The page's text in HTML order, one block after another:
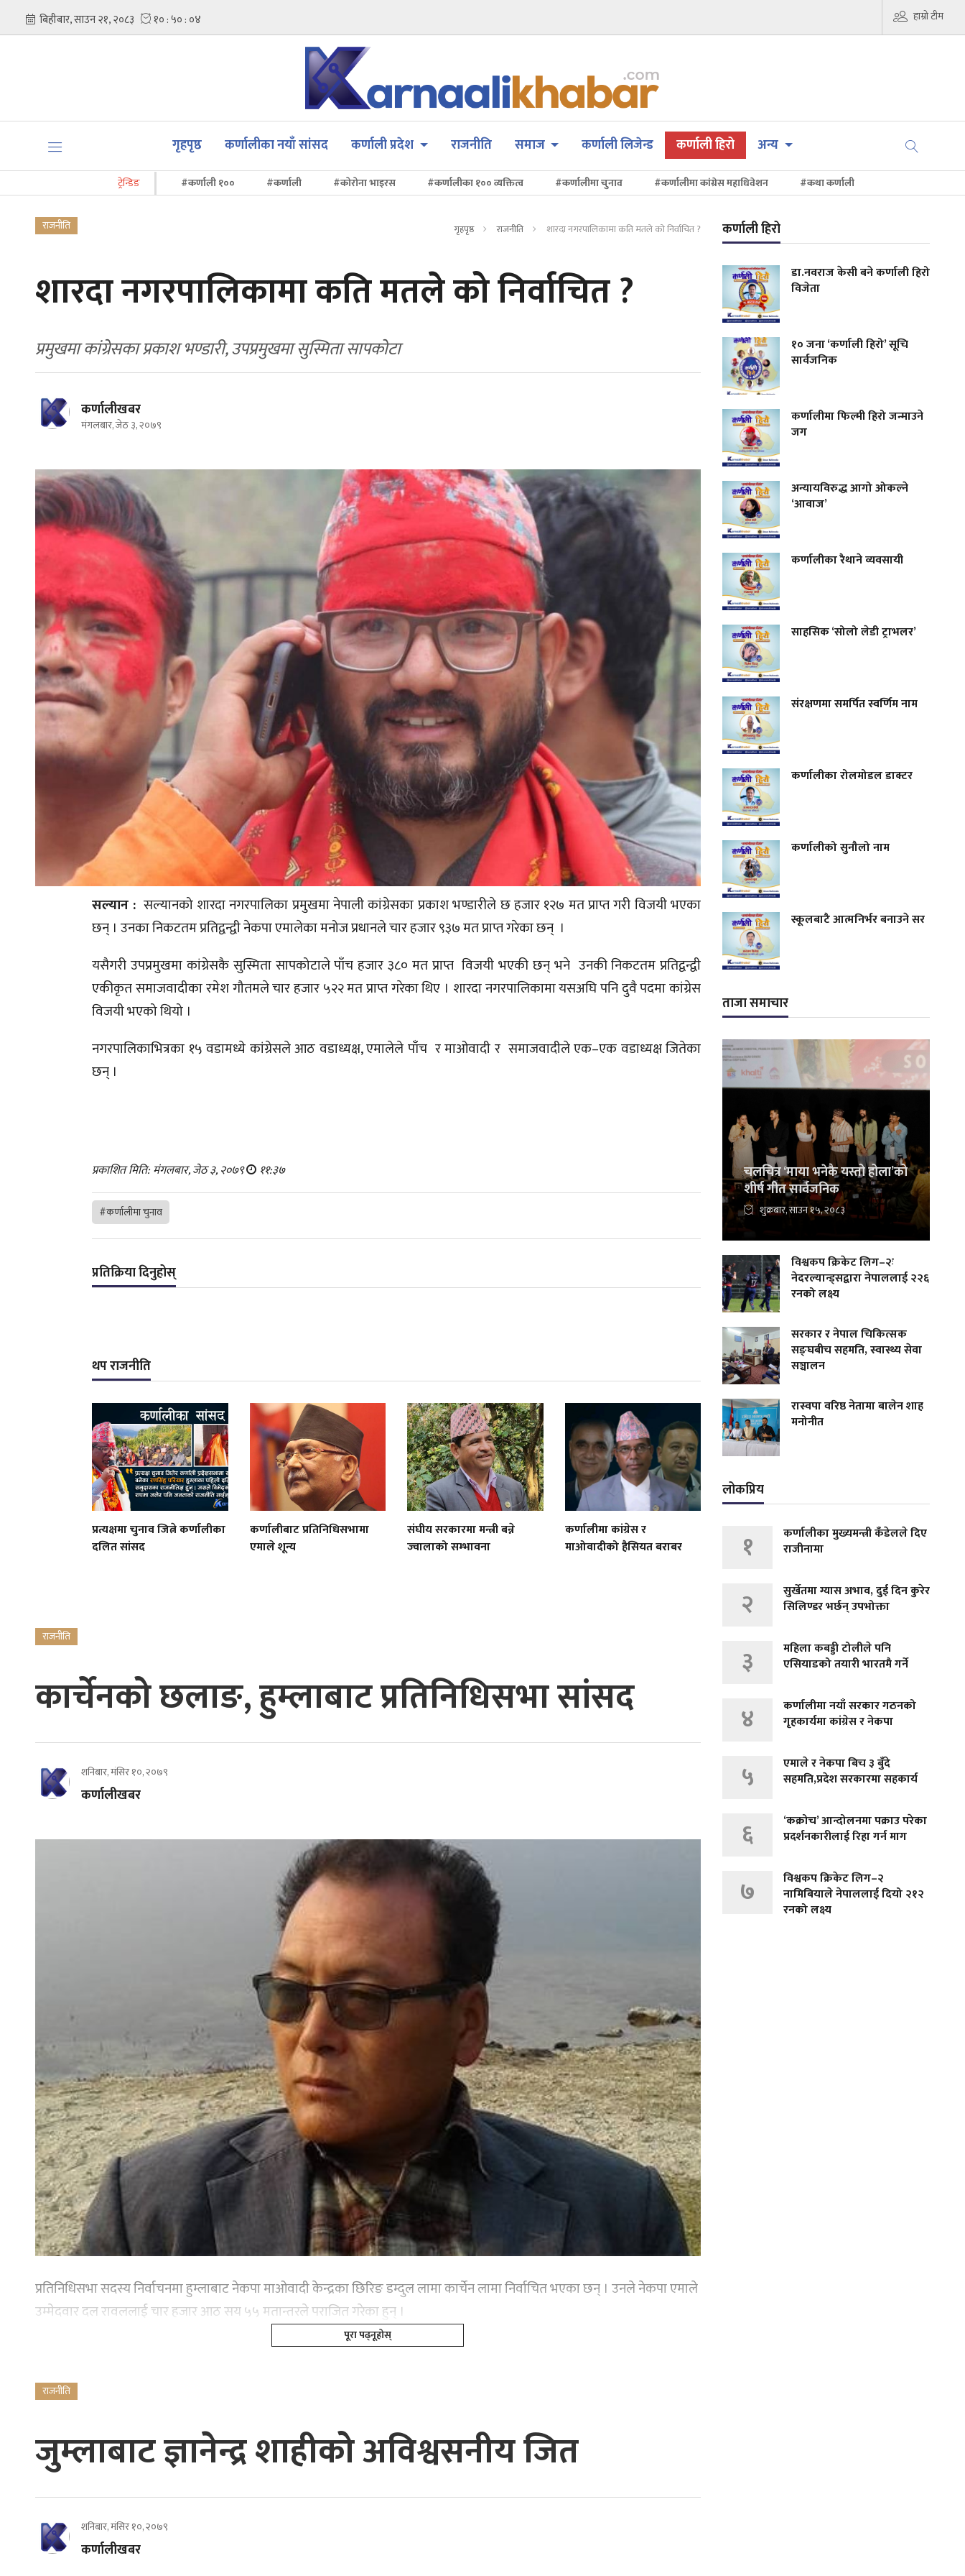
हाम्रो टीम
गृहपृष्ठ कर्णालीका नयाँ सांसद कर्णाली प्रदेश राजनीति समाज कर्णाली लिजेन्ड कर्णाली हिरो अन्य
ट्रेन्डिङ #कर्णाली १०० #कर्णाली #कोरोना भाइरस #कर्णालीका १०० व्यक्तित्व #कर्णालीमा चुनाव #कर्णालीमा कांग्रेस महाधिवेशन #कथा कर्णाली
राजनीति गृहपृष्ठ राजनीति शारदा नगरपालिकामा कति मतले को निर्वाचित ?
शारदा नगरपालिकामा कति मतले को निर्वाचित ?
प्रमुखमा कांग्रेसका प्रकाश भण्डारी, उपप्रमुखमा सुस्मिता सापकोटा
कर्णालीखबर
मंगलबार, जेठ ३, २०७९
सल्यान :सल्यानको शारदा नगरपालिका प्रमुखमा नेपाली कांग्रेसका प्रकाश भण्डारीले छ हजार १२७ मत प्राप्त गरी विजयी भएका
छन् । उनका निकटतम प्रतिद्वन्द्वी नेकपा एमालेका मनोज प्रधानले चार हजार ९३७ मत प्राप्त गरेका छन् ।
यसैगरी उपप्रमुखमा कांग्रेसकै सुस्मिता सापकोटाले पाँच हजार ३८० मत प्राप्त विजयी भएकी छन् भने उनकी निकटतम प्रतिद्वन्द्वी
एकीकृत समाजवादीका रमेश गौतमले चार हजार ५२२ मत प्राप्त गरेका थिए । शारदा नगरपालिकामा यसअघि पनि दुवै पदमा कांग्रेस
विजयी भएको थियो ।
नगरपालिकाभित्रका १५ वडामध्ये कांग्रेसले आठ वडाध्यक्ष, एमालेले पाँच र माओवादी र समाजवादीले एक–एक वडाध्यक्ष जितेका
छन् ।
प्रकाशित मिति: मंगलबार, जेठ ३, २०७९ ११:३७
#कर्णालीमा चुनाव
प्रतिक्रिया दिनुहोस्
थप राजनीति
प्रत्यक्षमा चुनाव जित्ने कर्णालीका
दलित सांसद
कर्णालीबाट प्रतिनिधिसभामा
एमाले शून्य
संघीय सरकारमा मन्त्री बन्ने
ज्वालाको सम्भावना
कर्णालीमा कांग्रेस र
माओवादीको हैसियत बराबर
राजनीति
कार्चेनको छलाङ, हुम्लाबाट प्रतिनिधिसभा सांसद
शनिबार, मंसिर १०, २०७९
कर्णालीखबर
प्रतिनिधिसभा सदस्य निर्वाचनमा हुम्लाबाट नेकपा माओवादी केन्द्रका छिरिङ डम्दुल लामा कार्चेन लामा निर्वाचित भएका छन् । उनले नेकपा एमाले
उम्मेदवार दल रावललाई चार हजार आठ सय ५५ मतान्तरले पराजित गरेका हुन् ।
पूरा पढ्नूहोस्
राजनीति
जुम्लाबाट ज्ञानेन्द्र शाहीको अविश्वसनीय जित
शनिबार, मंसिर १०, २०७९
कर्णालीखबर
कर्णाली हिरो
डा.नवराज केसी बने कर्णाली हिरो
विजेता
१० जना ‘कर्णाली हिरो’ सूचि
सार्वजनिक
कर्णालीमा फिल्मी हिरो जन्माउने
जग
अन्यायविरुद्ध आगो ओकल्ने
‘आवाज’
कर्णालीका रैथाने व्यवसायी
साहसिक ‘सोलो लेडी ट्राभलर’
संरक्षणमा समर्पित स्वर्णिम नाम
कर्णालीका रोलमोडल डाक्टर
कर्णालीको सुनौलो नाम
स्कूलबाटै आत्मनिर्भर बनाउने सर
ताजा समाचार
चलचित्र ‘माया भनेकै यस्तो होला’को
शीर्ष गीत सार्वजनिक
शुक्रबार, साउन १५, २०८३
विश्वकप क्रिकेट लिग–२ः
नेदरल्यान्ड्सद्वारा नेपाललाई २२६
रनको लक्ष्य
सरकार र नेपाल चिकित्सक
सङ्घबीच सहमति, स्वास्थ्य सेवा
सञ्चालन
रास्वपा वरिष्ठ नेतामा बालेन शाह
मनोनीत
लोकप्रिय
१
कर्णालीका मुख्यमन्त्री कँडेलले दिए
राजीनामा
२
सुर्खेतमा ग्यास अभाव, दुई दिन कुरेर
सिलिण्डर भर्छन् उपभोक्ता
३
महिला कबड्डी टोलीले पनि
एसियाडको तयारी भारतमै गर्ने
४
कर्णालीमा नयाँ सरकार गठनको
गृहकार्यमा कांग्रेस र नेकपा
५
एमाले र नेकपा बिच ३ बुँदे
सहमति,प्रदेश सरकारमा सहकार्य
६
‘कक्रोच’ आन्दोलनमा पक्राउ परेका
प्रदर्शनकारीलाई रिहा गर्न माग
७
विश्वकप क्रिकेट लिग–२
नामिबियाले नेपाललाई दियो २१२
रनको लक्ष्य